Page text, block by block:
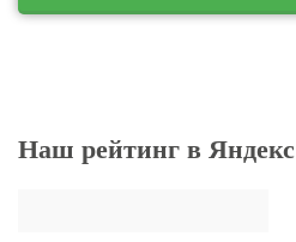
Наш рейтинг в Яндекс